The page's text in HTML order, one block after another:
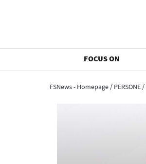
FOCUS ON
FSNews - Homepage / PERSONE /